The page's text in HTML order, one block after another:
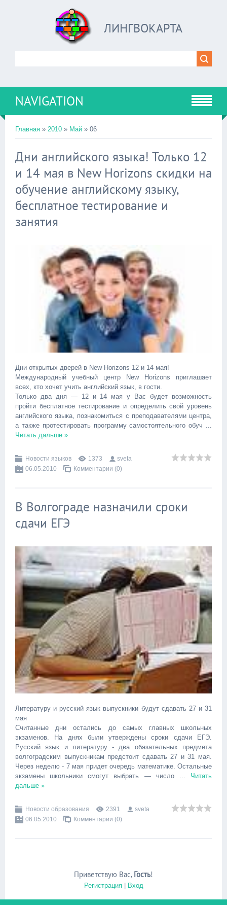
ЛИНГВОКАРТА
NAVIGATION
Главная » 2010 » Май » 06
Дни английского языка! Только 12
и 14 мая в New Horizons скидки на
обучение английскому языку,
бесплатное тестирование и
занятия
Дни открытых дверей в New Horizons 12 и 14 мая!
Международный учебный центр New Horizons приглашает
всех, кто хочет учить английский язык, в гости.
Только два дня — 12 и 14 мая у Вас будет возможность
пройти бесплатное тестирование и определить свой уровень
английского языка, познакомиться с преподавателями центра,
а также протестировать программу самостоятельного обуч
Читать дальше »
Новости языков 1373
sveta
06.05.2010
Комментарии (0)
В Волгограде назначили сроки
сдачи ЕГЭ
Литературу и русский язык выпускники будут сдавать 27 и 31
мая
Считанные дни остались до самых главных школьных
экзаменов. На днях были утверждены сроки сдачи ЕГЭ.
Русский язык и литературу - два обязательных предмета
волгоградским выпускникам предстоит сдавать 27 и 31 мая.
Через неделю - 7 мая придет очередь математике. Остальные
экзамены школьники смогут выбрать — число
Читать
дальше »
Новости образования 2391
sveta
06.05.2010
Комментарии (0)
Приветствую Вас, Гость!
Регистрация| Вход